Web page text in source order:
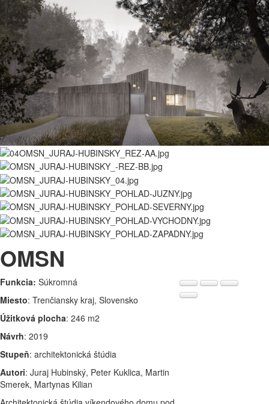
OMSN
Funkcia: Súkromná
Miesto: Trenčiansky kraj, Slovensko
Úžitková plocha: 246 m2
Návrh: 2019
Stupeň: architektonická štúdia
Autori: Juraj Hubinský, Peter Kuklica, Martin
Smerek, Martynas Kilian